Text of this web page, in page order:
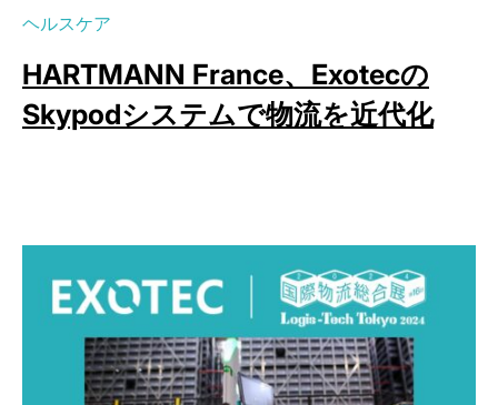
ヘルスケア
HARTMANN France、Exotecの
Skypodシステムで物流を近代化